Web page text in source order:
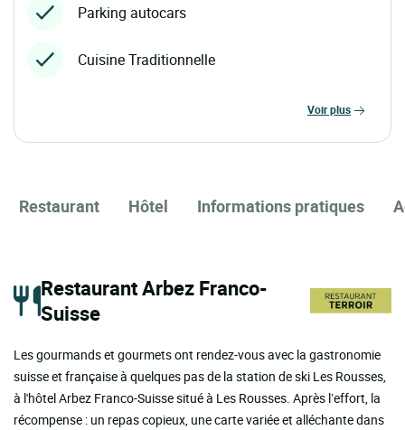
Parking autocars
Cuisine Traditionnelle
voir plus
Restaurant Hôtel Informations pratiques
Restaurant Arbez Franco-
Suisse
Les gourmands et gourmets ont rendez-vous avec la gastronomie
suisse et française à quelques pas de la station de ski Les Rousses,
à l'hôtel Arbez Franco-Suisse situé à Les Rousses. Après l’effort, la
récompense : un repas copieux, une carte variée et alléchante dans